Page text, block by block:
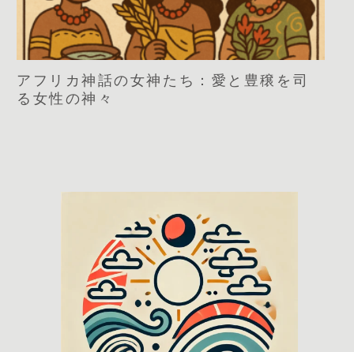
アフリカ神話の女神たち：愛と豊穣を司
る女性の神々